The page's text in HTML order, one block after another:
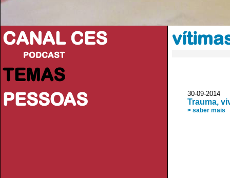
CANAL CES
PODCAST
TEMAS
PESSOAS
30-09-
Trauma,
> saber mais